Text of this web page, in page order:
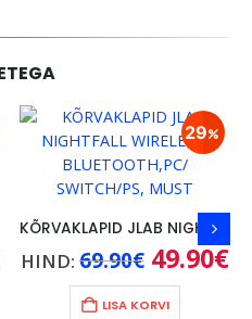
hind
29
KÕRVAKLAPID JLAB NIGHTFALL WIRELESS/ BLUETOOTH,PC/ SWITCH/PS, MUST
HIND:69.90€ Algne
hind
oli:
69.90€.
49.90€
LISA KORVI